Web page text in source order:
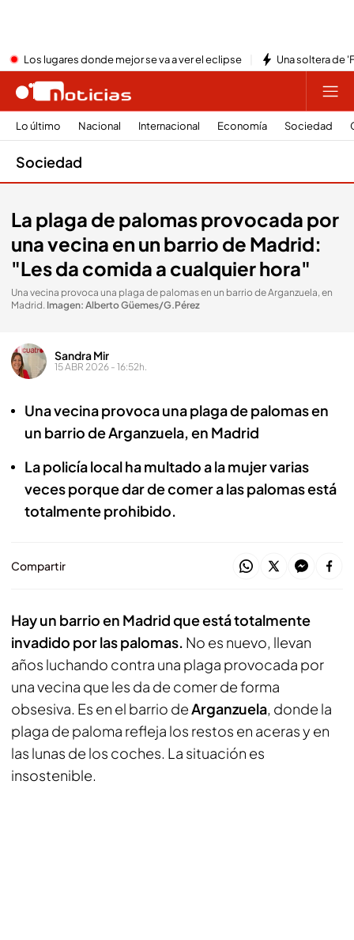
Los lugares donde mejor se va a ver el eclipse Una soltera de
Lo último Nacional Internacional Economía Sociedad
Sociedad
La plaga de palomas provocada por
una vecina en un barrio de Madrid:
"Les da comida a cualquier hora"
Una vecina provoca una plaga de palomas en un barrio de Arganzuela, en
Madrid. Imagen: Alberto Güemes/G.Pérez
Sandra Mir
15 ABR 2026 - 16:52h.
Una vecina provoca una plaga de palomas en
un barrio de Arganzuela, en Madrid
La policía local ha multado a la mujer varias
veces porque dar de comer a las palomas está
totalmente prohibido.
Compartir
Hay un barrio en Madrid que está totalmente
invadido por las palomas. No es nuevo, llevan
años luchando contra una plaga provocada por
una vecina que les da de comer de forma
obsesiva. Es en el barrio deArganzuela, donde la
plaga de paloma refleja los restos en aceras y en
las lunas de los coches. La situación es
insostenible.